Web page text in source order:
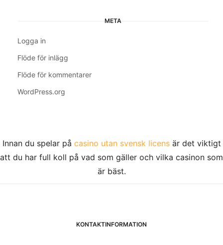
META
Logga in
Flöde för inlägg
Flöde för kommentarer
WordPress.org
Innan du spelar på casino utan svensk licensär det viktigt
att du har full koll på vad som gäller och vilka casinon som
är bäst.
KONTAKTINFORMATION